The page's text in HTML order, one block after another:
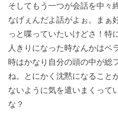
そしてもう一つが会話を中々
なげぇんだよ話がよぉ。まぁ
っと喋っていたいけどさ！特
人きりになった時なんかはベ
時はかなり自分の頭の中が総
ね。とにかく沈黙になること
ないように気を遣いまくって
な？